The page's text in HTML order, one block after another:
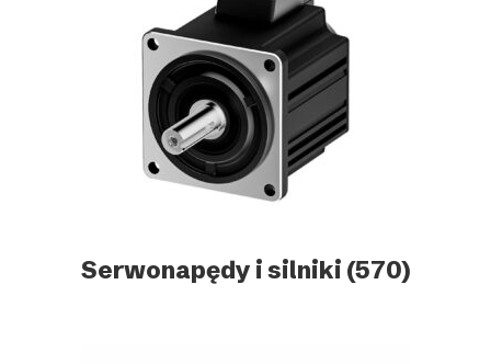
Serwonapędy i silniki (570)